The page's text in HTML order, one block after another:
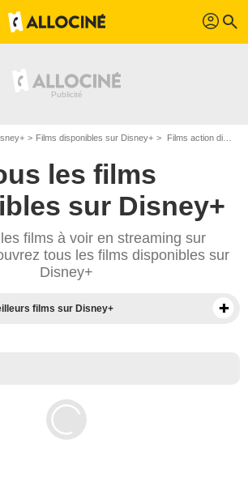
profil search
Films disponibles sur Disney+ Films action disponibles sur Disney+
les films
sur Disney+
films à voir en streaming sur
tous les films disponibles sur
Disney+
films sur Disney+